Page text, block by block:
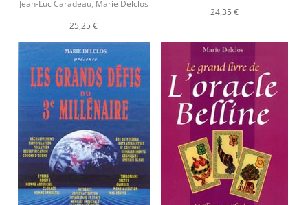
Jean-Luc Caradeau, Marie Delclos
25,25 €
24,35 €